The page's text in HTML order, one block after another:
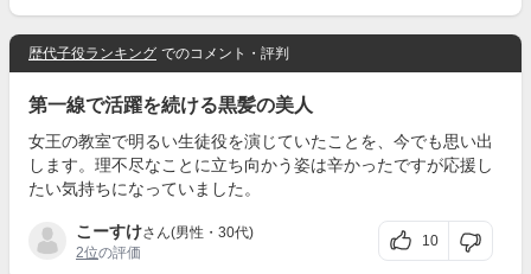
歴代子役ランキング でのコメント・評判
第一線で活躍を続ける黒髪の美人
女王の教室で明るい生徒役を演じていたことを、今でも思い出
します。理不尽なことに立ち向かう姿は辛かったですが応援し
たい気持ちになっていました。
こーすけさん(男性・30代)
2位の評価
10